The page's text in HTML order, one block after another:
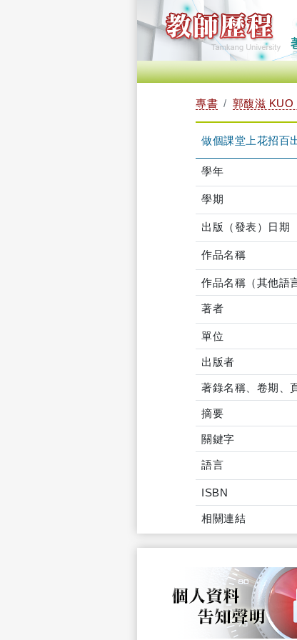
專書 郭馥滋 KUO
做個課堂上花招百
學年
學期
出版（發表）日期
作品名稱
作品名稱（其他語
著者
單位
出版者
著錄名稱、卷期、
摘要
關鍵字
語言
ISBN
相關連結